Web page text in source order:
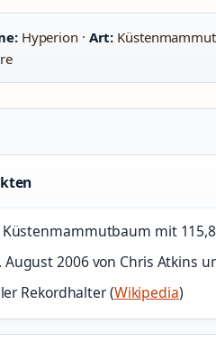
Hyperion · Art:
mit
2006 von Chris Atkins
Rekordhalter (Wikipedia)